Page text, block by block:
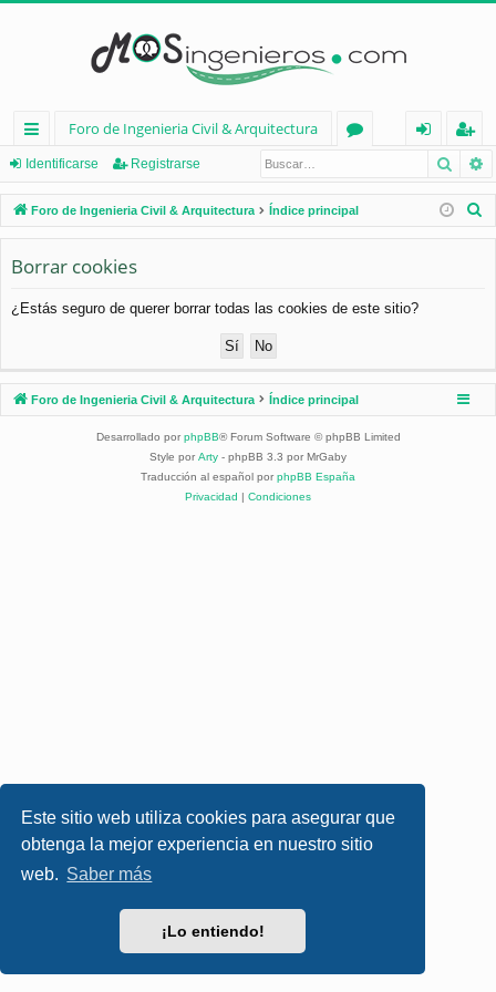
Este sitio web utiliza cookies para asegurar que
obtenga la mejor experiencia en nuestro sitio
web. Saber más
¡Lo entiendo!
nl
ac
es
rá
pi
os
Foro de Ingenieria Civil & Arquitectura
os
nt
ifi
eg
ist
ra
Identificarse Registrarse
Foro de Ingenieria Civil & Arquitectura Índice principal
Borrar cookies
¿Estás seguro de querer borrar todas las cookies de este sitio?
Foro de Ingenieria Civil & Arquitectura Índice principal
Desarrollado por phpBB® Forum Software © phpBB Limited
Style por Arty - phpBB 3.3 por MrGaby
Traducción al español por phpBB España
Privacidad | Condiciones